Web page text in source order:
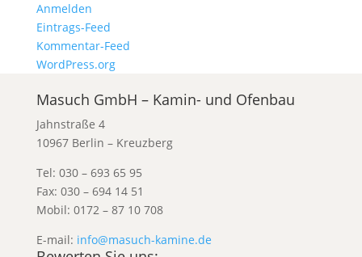
Anmelden
Eintrags-Feed
Kommentar-Feed
WordPress.org
Masuch GmbH – Kamin- und Ofenbau
Jahnstraße 4
10967 Berlin – Kreuzberg
Tel: 030 – 693 65 95
Fax: 030 – 694 14 51
Mobil: 0172 – 87 10 708
E-mail: info@masuch-kamine.de